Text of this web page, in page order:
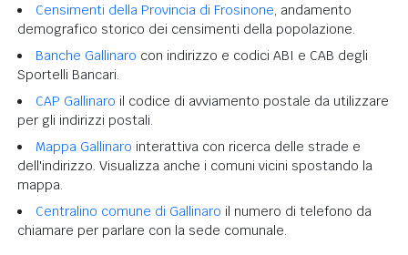
Censimenti della Provincia di Frosinone, andamento
demografico storico dei censimenti della popolazione.
Banche Gallinaro con indirizzo e codici ABI e CAB degli
Sportelli Bancari.
CAP Gallinaro il codice di avviamento postale da utilizzare
per gli indirizzi postali.
Mappa Gallinaro interattiva con ricerca delle strade e
dell'indirizzo. Visualizza anche i comuni vicini spostando la
mappa.
Centralino comune di Gallinaro il numero di telefono da
chiamare per parlare con la sede comunale.